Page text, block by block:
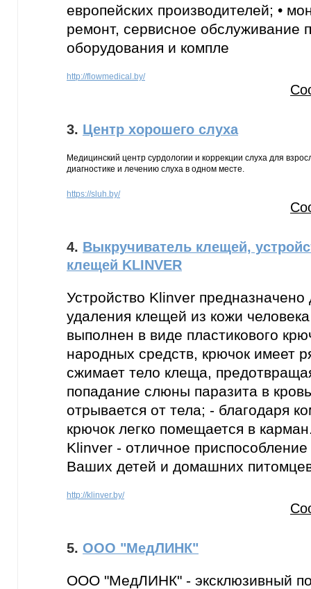
европейских производителей; •
ремонт, сервисное обслуживание
оборудования и компле
http://flowmedical.by/
3. Центр хорошего слуха
Медицинский центр сурдологии и коррекции слуха для
диагностике и лечению слуха в одном месте.
https://sluh.by/
4. Выкручиватель клещей,
клещей KLINVER
Устройство Klinver предназначено
удаления клещей из кожи
выполнен в виде пластикового
народных средств, крючок имеет
сжимает тело клеща,
попадание слюны паразита в
отрывается от тела; - благодаря
крючок легко помещается в
Klinver - отличное
Ваших детей и домашних
http://klinver.by/
5. ООО "МедЛИНК"
ООО "МедЛИНК" - эксклюзивный